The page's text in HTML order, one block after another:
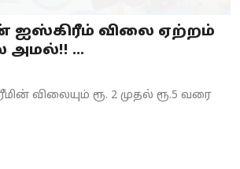
ஐஸ்கிரீம் விலை ஏற்றம்
அமல்!! ...
விலையும் ரூ. 2 முதல் ரூ.5 வரை